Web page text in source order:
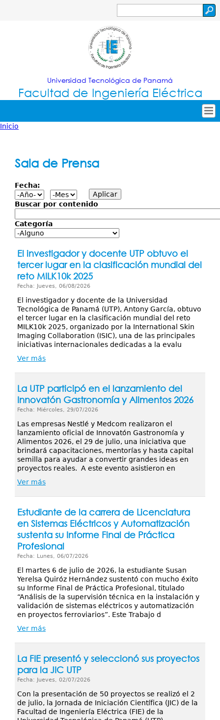
Jump to navigation
de
búsqueda
Universidad Tecnológica de Panamá
Facultad de Ingeniería Eléctrica
Tropical
Principal
Oferta Académica
Investigación
Servicios
Publicaciones
está
Inicio
Sala de Prensa
Fecha:
Buscar por contenido
Categoría
El investigador y docente UTP obtuvo el
tercer lugar en la clasificación mundial del
reto MILK10k 2025
Fecha: Jueves, 06/08/2026
El investigador y docente de la Universidad
Tecnológica de Panamá (UTP), Antony García, obtuvo
el tercer lugar en la clasificación mundial del reto
MILK10k 2025, organizado por la International Skin
Imaging Collaboration (ISIC), una de las principales
iniciativas internacionales dedicadas a la evalu
Ver más
La UTP participó en el lanzamiento del
Innovatón Gastronomía y Alimentos 2026
Fecha: Miércoles, 29/07/2026
Las empresas Nestlé y Medcom realizaron el
lanzamiento oficial de Innovatón Gastronomía y
Alimentos 2026, el 29 de julio, una iniciativa que
brindará capacitaciones, mentorías y hasta capital
semilla para ayudar a convertir grandes ideas en
proyectos reales. A este evento asistieron en
Ver más
Estudiante de la carrera de Licenciatura
en Sistemas Eléctricos y Automatización
sustenta su Informe Final de Práctica
Profesional
Fecha: Lunes, 06/07/2026
El martes 6 de julio de 2026, la estudiante Susan
Yerelsa Quiróz Hernández sustentó con mucho éxito
su Informe Final de Práctica Profesional, titulado
“Análisis de la supervisión técnica en la instalación y
validación de sistemas eléctricos y automatización
en proyectos ferroviarios”. Este Trabajo d
Ver más
La FIE presentó y seleccionó sus proyectos
para la JIC UTP
Fecha: Jueves, 02/07/2026
Con la presentación de 50 proyectos se realizó el 2
de julio, la Jornada de Iniciación Científica (JIC) de la
Facultad de Ingeniería Eléctrica (FIE) de la